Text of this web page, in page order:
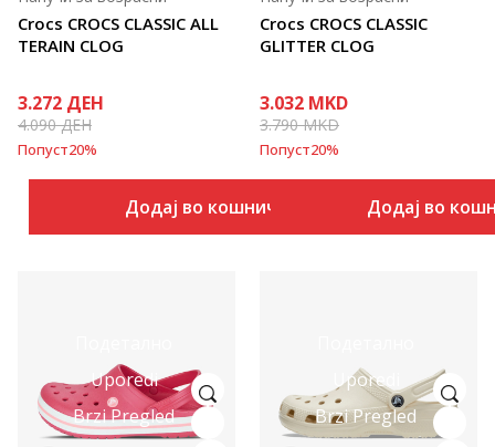
Crocs CROCS CLASSIC ALL
TERAIN CLOG
3.272 ДЕН
4.090ДЕН
Попуст20%
Додај во кошничка
Crocs CROCS CLASSIC
GLITTER CLOG
3.032 MKD
3.790MKD
Попуст20%
Додај во
Uporedi
Brzi Pregled
Uporedi
Brzi Pregled